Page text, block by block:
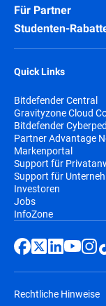
Für Partner
Studenten-
Quick Links
Bitdefender Central
Gravityzone Cloud
Bitdefender
Partner Advantage
Markenportal
Support für
Support für
Investoren
Jobs
InfoZone
Rechtliche Hinweise